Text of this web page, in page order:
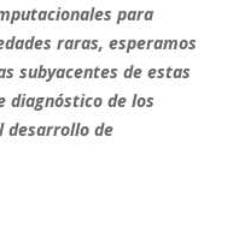
para
raras, esperamos
subyacentes de estas
diagnóstico de los
desarrollo de